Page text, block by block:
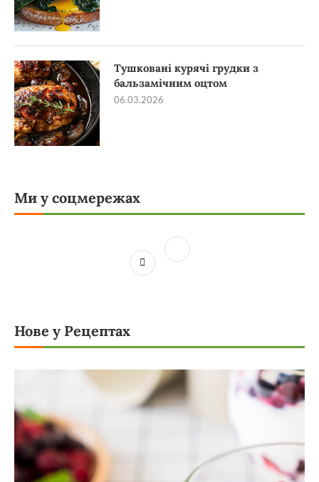
Тушковані курячі грудки з
бальзамічним оцтом
06.03.2026
Ми у соцмережах
Нове у Рецептах